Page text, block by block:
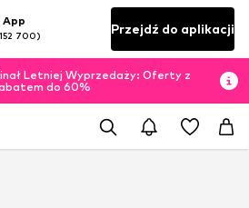
App
700) Przejdź do aplikacji
Letniej Wyprzedaży: Oferty z
do 60%